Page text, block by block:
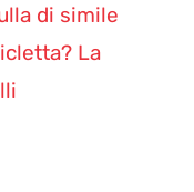
di simile
La